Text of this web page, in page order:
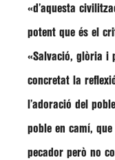
«d’aquesta
potent que és el
«Salvació, glòria i
concretat la
l’adoració del
poble en camí,
pecador però no